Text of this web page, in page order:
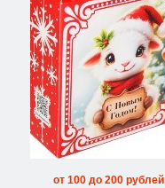
от 100 до 200 рублей